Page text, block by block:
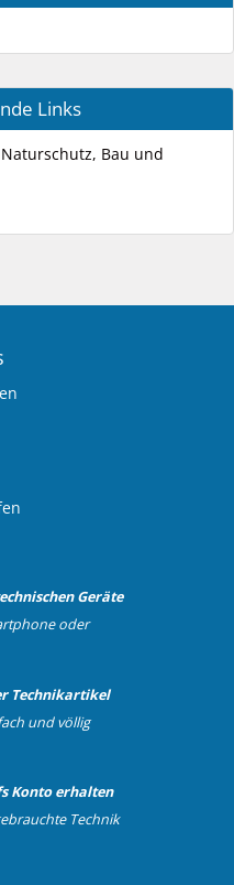
Links
Bau und
Geräte
oder
Technikartikel
und völlig
Konto erhalten
Technik